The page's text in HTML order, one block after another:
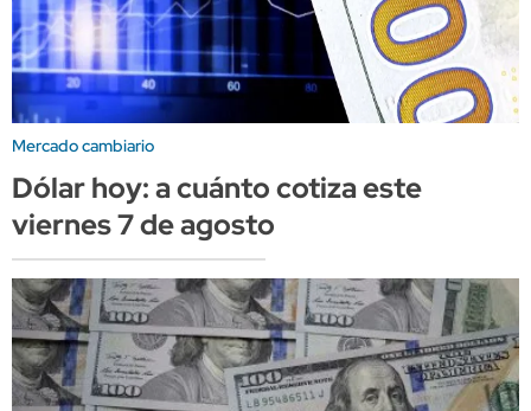
Mercado cambiario
Dólar hoy: a cuánto cotiza este
viernes 7 de agosto